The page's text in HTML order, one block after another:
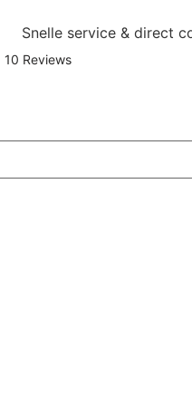
Snelle service & direct